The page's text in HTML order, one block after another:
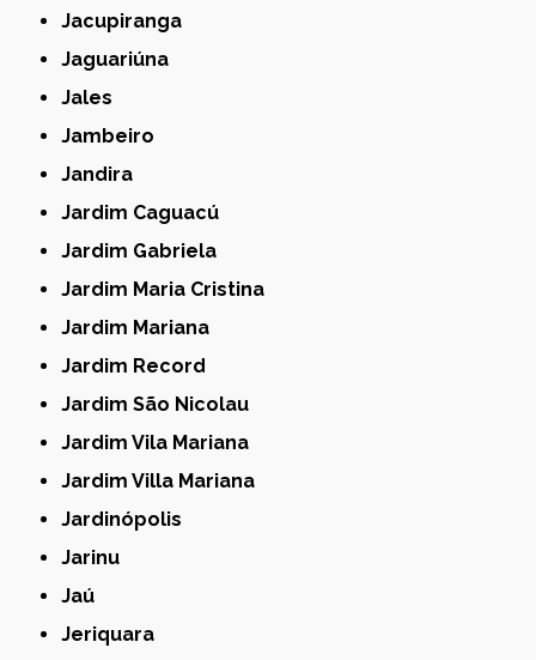
Jacupiranga
Jaguariúna
Jales
Jambeiro
Jandira
Jardim Caguacú
Jardim Gabriela
Jardim Maria Cristina
Jardim Mariana
Jardim Record
Jardim São Nicolau
Jardim Vila Mariana
Jardim Villa Mariana
Jardinópolis
Jarinu
Jaú
Jeriquara